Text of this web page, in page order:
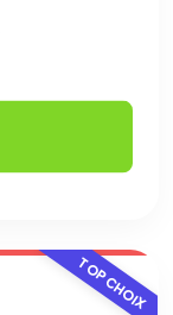
TOP CHOIX